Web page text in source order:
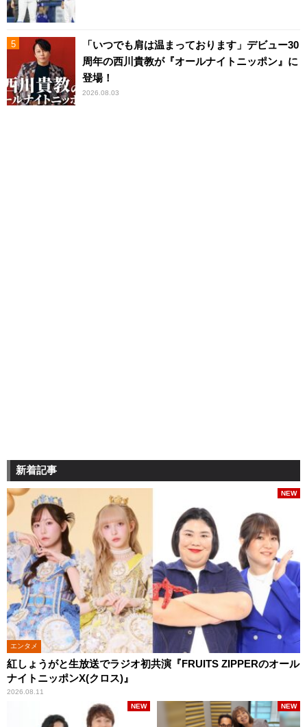
「いつでも肩は温まっております」デビュー30
周年の西川貴教が『オールナイトニッポン』に
登場！
2026.08.03
新着記事
エンタメ
紅しょうがと生放送でラジオ初共演『FRUITS ZIPPERのオール
ナイトニッポンX(クロス)』
2026.08.11
NEW
NEW NEW